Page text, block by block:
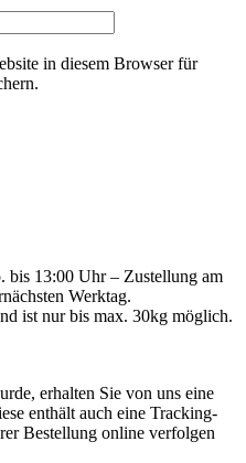
in diesem Browser für
bis 13:00 Uhr – Zustellung am
Werktag.
ist nur bis max. 30kg möglich.
erhalten Sie von uns eine
enthält auch eine Tracking-
Bestellung online verfolgen